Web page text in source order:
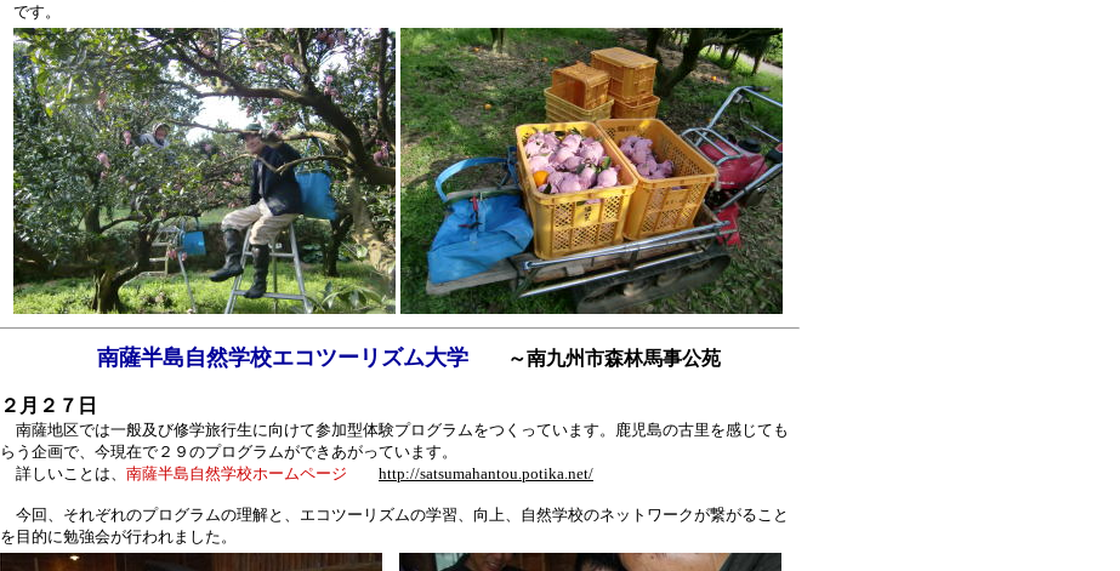
です。
南薩半島自然学校エコツーリズム大学 ～南九州市森林馬事公苑
２月２７日
南薩地区では一般及び修学旅行生に向けて参加型体験プログラムをつくっています。鹿児島の古里を感じても
らう企画で、今現在で２９のプログラムができあがっています。
詳しいことは、 南薩半島自然学校ホームページ http://satsumahantou.potika.net/
今回、それぞれのプログラムの理解と、エコツーリズムの学習、向上、自然学校のネットワークが繋がること
を目的に勉強会が行われました。